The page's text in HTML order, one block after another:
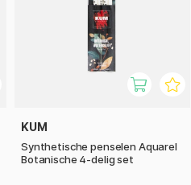
KUM
Synthetische penselen Aquarel
Botanische 4-delig set